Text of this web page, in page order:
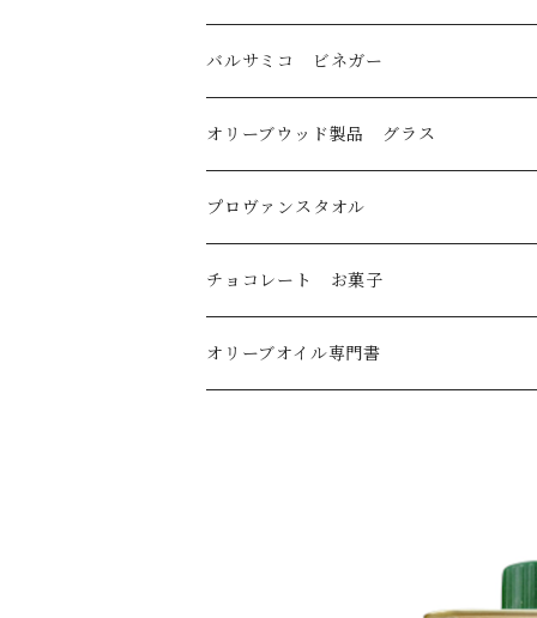
スペイン産
オリーブオイル・ミディアム
バルサミコ ビネガー
オリーブウッド製品 グラス
プロヴァンスタオル
刺繍ラウンドタオル
刺繍キッチンタオル
チョコレート お菓子
オリーブオイル専門書